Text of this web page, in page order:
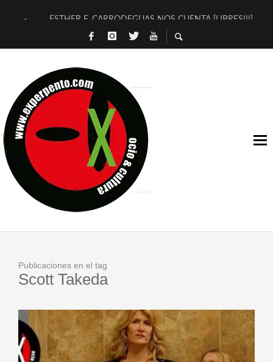
ESTHER F. CARRODEGUAS NOS CUENTA [LIBRES!!!]
[TERRA DE GUAPES] DE SANDRA MONFORT
TIMBRE 4, LA ESCUELA DEL DIRECTOR TEATRAL CLAUDIO
30 AÑOS (NO ES NADA) DE LA KATARSIS DEL TOMATAZO
MILITARES JUDÍAS EN #EXVITA
D’BALDOMEROS REINVENTAN [BITÁCORA 3.0] EN EXVITA
MARSHALL FLASH PRESENTA EN EXVITA [RELATIVA
JOFRE BARDAGÍ EN EXVITA INTERPRETANDO A SERRAT
Publicaciones en el tag
Scott Takeda